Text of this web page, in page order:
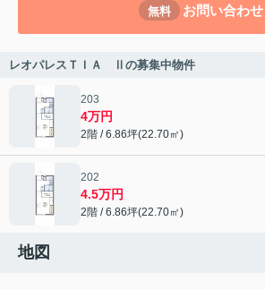
無料 お問い合わせ
レオパレスＴＩＡ Ⅱの募集中物件
203
4万円
2階 / 6.86坪(22.70㎡)
202
4.5万円
2階 / 6.86坪(22.70㎡)
地図